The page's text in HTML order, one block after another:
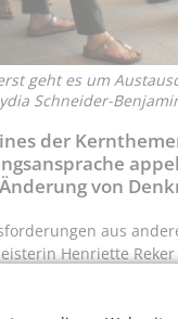
geht es um
Schneider-
der
von
aus
Henriette
der Verwaltung
der Zukunft der